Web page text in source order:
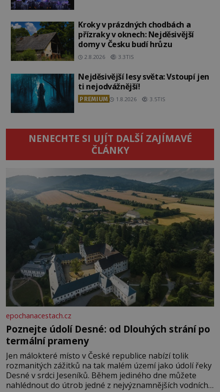
Kroky v prázdných chodbách a
přízraky v oknech: Nejděsivější
domy v Česku budí hrůzu
2.8.2026 3.3TIS
Nejděsivější lesy světa: Vstoupí jen
ti nejodvážnější!
PREMIUM 1.8.2026 3.5TIS
NENECHTE SI UJÍT DALŠÍ ZAJÍMAVÉ
ČLÁNKY
epochanacestach.cz
Poznejte údolí Desné: od Dlouhých strání po
termální prameny
Jen málokteré místo v České republice nabízí tolik
rozmanitých zážitků na tak malém území jako údolí řeky
Desné v srdci Jeseníků. Během jediného dne můžete
nahlédnout do útrob jedné z nejvýznamnějších vodních